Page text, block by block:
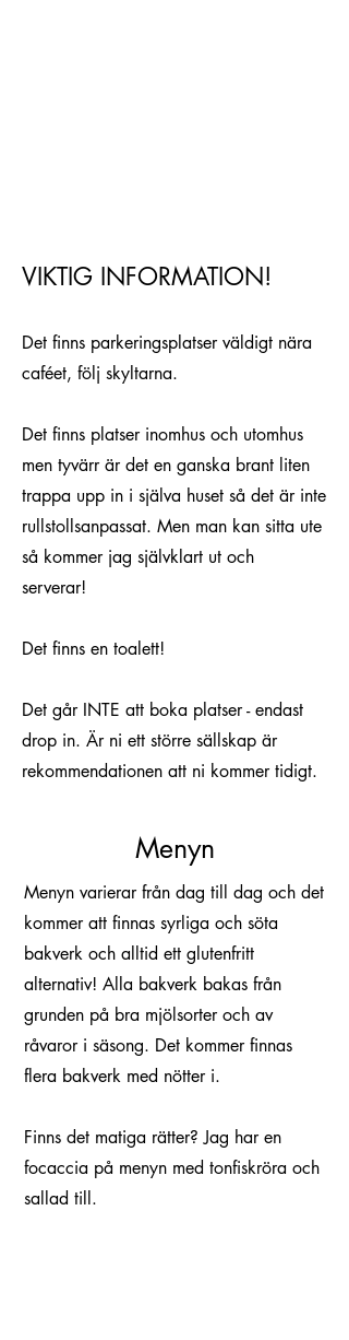
VIKTIG INFORMATION!
Det finns parkeringsplatser väldigt nära
caféet, följ skyltarna.
Det finns platser inomhus och utomhus
men tyvärr är det en ganska brant liten
trappa upp in i själva huset så det är inte
rullstollsanpassat. Men man kan sitta ute
så kommer jag självklart ut och
serverar!
Det finns en toalett!
Det går INTE att boka platser - endast
drop in. Är ni ett större sällskap är
rekommendationen att ni kommer tidigt.
Menyn
Menyn varierar från dag till dag och det
kommer att finnas syrliga och söta
bakverk och alltid ett glutenfritt
alternativ! Alla bakverk bakas från
grunden på bra mjölsorter och av
råvaror i säsong. Det kommer finnas
flera bakverk med nötter i.
Finns det matiga rätter? Jag har en
focaccia på menyn med tonfiskröra och
sallad till.